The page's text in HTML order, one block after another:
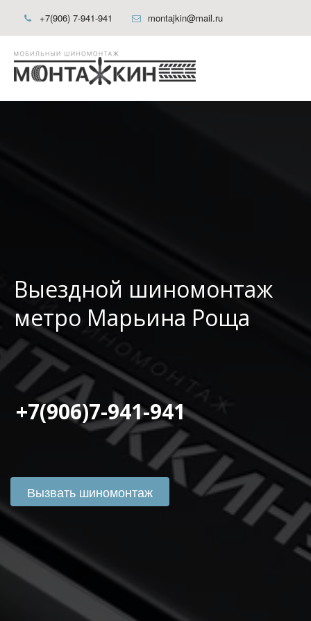
+7(906) 7-941-941 montajkin@mail.ru
Выездной шиномонтаж
метро Марьина Роща
+7(906)7-941-941
Вызвать шиномонтаж